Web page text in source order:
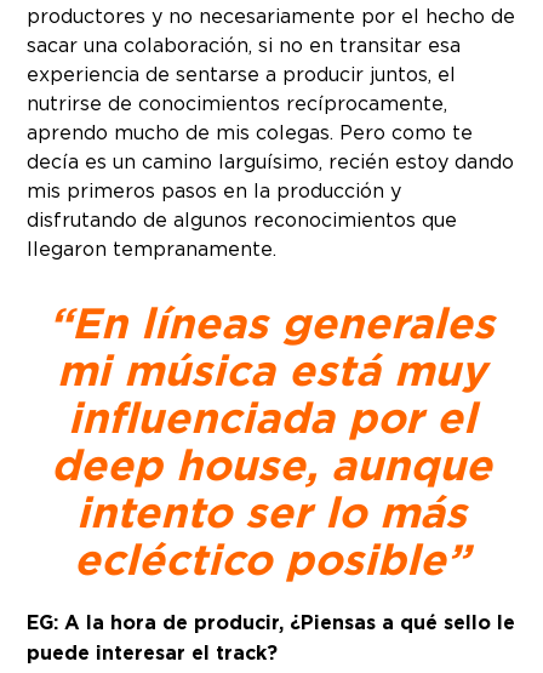
productores y no necesariamente por el hecho de
sacar una colaboración, si no en transitar esa
experiencia de sentarse a producir juntos, el
nutrirse de conocimientos recíprocamente,
aprendo mucho de mis colegas. Pero como te
decía es un camino larguísimo, recién estoy dando
mis primeros pasos en la producción y
disfrutando de algunos reconocimientos que
llegaron tempranamente.
“En líneas generales
mi música está muy
influenciada por el
deep house, aunque
intento ser lo más
ecléctico posible”
EG: A la hora de producir, ¿Piensas a qué sello le
puede interesar el track?